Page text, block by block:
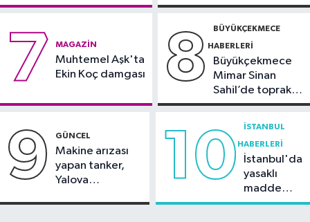
7 MAGAZIN
Muhtemel Aşk'ta
Ekin Koç damgası
8 BÜYÜKÇEKMECE
HABERLERI
Büyükçekmece
Mimar Sinan
Sahil’de toprak
kayması
9 GÜNCEL
Makine arızası
yapan tanker,
Yalova
10 İSTANBUL
HABERLERI
İstanbul'da
yasaklı
madde
operasyonu